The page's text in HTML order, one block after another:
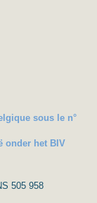
sous le n°
onder het BIV
505 958